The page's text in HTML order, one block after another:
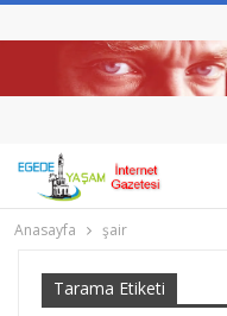
Anasayfa şair
Tarama Etiketi